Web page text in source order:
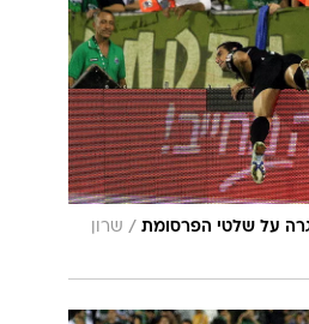
על שלטי הפרסומת / שרון